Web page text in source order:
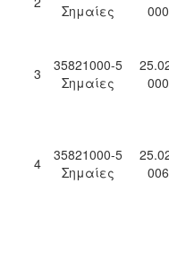
Σημαίες
3
35821000-5
Σημαίες
4
35821000-5
Σημαίες